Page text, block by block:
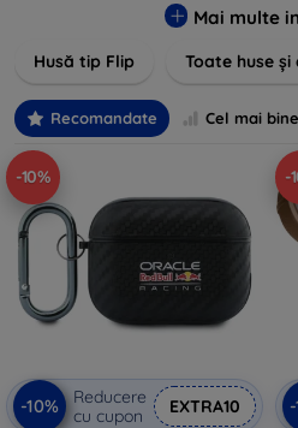
îndeplinească toate cerințele
designuri inovatoare menite să
Mai multe
Husă tip Flip Toate huse și
Recomandate Cel mai
-10%
-10%
Reducere
cu cupon
EXTRA10
-